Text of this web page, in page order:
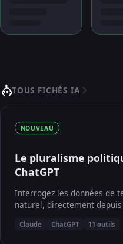
TOUS FICHÉS IA
NOUVEAU
Le pluralisme
ChatGPT
Interrogez les données de
naturel, directement
Claude ChatGPT 11 outils